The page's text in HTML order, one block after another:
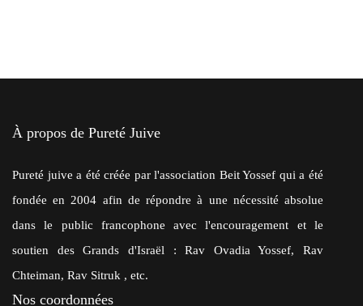
À propos de Pureté Juive
Pureté juive a été créée par l'association Beit Yossef qui a été
fondée en 2004 afin de répondre à une nécessité absolue
dans le public francophone avec l'encouragement et le
soutien des Grands d'Israël : Rav Ovadia Yossef, Rav
Chteiman, Rav Sitruk , etc.
Nos coordonnées